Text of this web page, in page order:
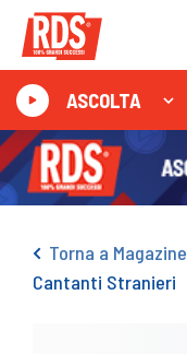
ASCOLTA
Torna a Magazine
Cantanti Stranieri